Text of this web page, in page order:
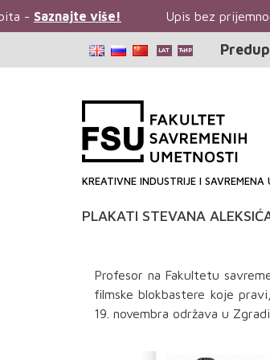
- Saznajte više! Upis bez
KREATIVNE INDUSTRIJE I SAVREMENA
PLAKATI STEVANA
Profesor na Fakultetu
filmske blokbastere koje
19. novembra održava u